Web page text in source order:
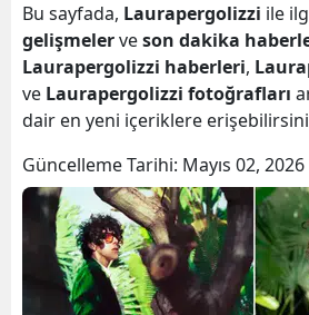
Antalya
Artvin
Aydın
Bilecik
Bingöl
Bitlis
Bu sayfada, Laurapergolizzi ile
gelişmelerveson dakika
Laurapergolizzi haberleri,
ve Laurapergolizzi fotoğrafları
dair en yeni içeriklere
Güncelleme Tarihi: Mayıs 02,